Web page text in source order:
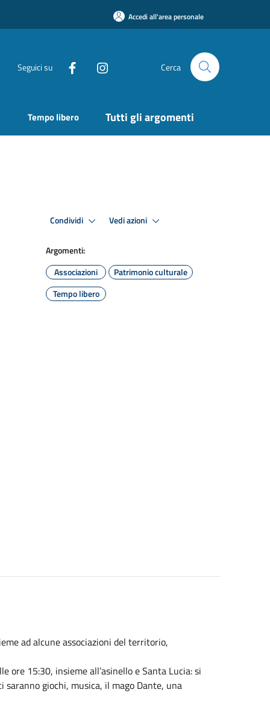
Accedi all'area personale
Seguici su Cerca
Tempo libero Tutti gli argomenti
Condividi Vedi azioni
Argomenti:
Associazioni
Patrimonio culturale
Tempo libero
ad alcune associazioni del territorio,
ore 15:30, insieme all’asinello e Santa Lucia: si
giochi, musica, il mago Dante, una